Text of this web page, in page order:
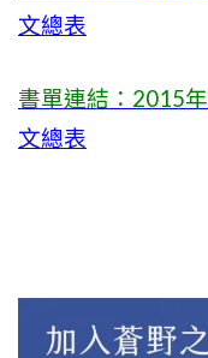
文總表
書單連結：2015年
文總表